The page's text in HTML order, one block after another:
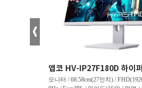
모니터 / 68.58cm(27인치) /